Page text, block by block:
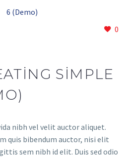
0
SIMPLE
nibh vel velit auctor aliquet.
quis bibendum auctor, nisi elit
sem nibh id elit. Duis sed odio